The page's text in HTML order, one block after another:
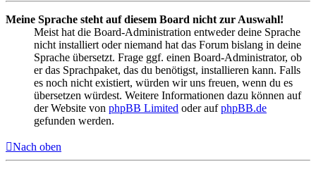
Meine Sprache steht auf diesem Board nicht zur Auswahl!
Meist hat die Board-Administration entweder deine Sprache
nicht installiert oder niemand hat das Forum bislang in deine
Sprache übersetzt. Frage ggf. einen Board-Administrator, ob
er das Sprachpaket, das du benötigst, installieren kann. Falls
es noch nicht existiert, würden wir uns freuen, wenn du es
übersetzen würdest. Weitere Informationen dazu können auf
der Website von phpBB Limited oder aufphpBB.de
gefunden werden.
Nach oben